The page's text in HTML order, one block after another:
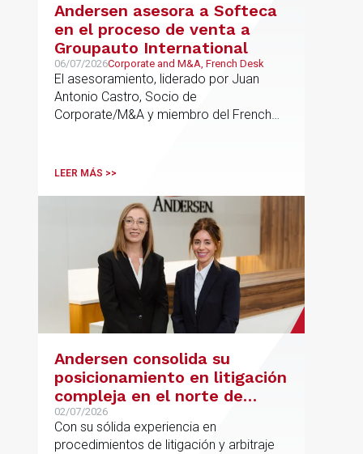
Andersen asesora a Softeca
en el proceso de venta a
Groupauto International
06/07/2026Corporate and M&A, French Desk
El asesoramiento, liderado por Juan
Antonio Castro, Socio de
Corporate/M&A y miembro del French
españolas que combinan los sectores
LEER MÁS >>
Andersen consolida su
posicionamiento en litigación
compleja en el norte de
España con la incorporación
de Rebeca Larena
02/07/2026
Con su sólida experiencia en
procedimientos de litigación y arbitraje